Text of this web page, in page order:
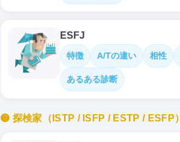
ESFJ
特徴 A/Tの違い 相性
あるある診断
🟡 探検家（ISTP / ISFP / ESTP / ESFP）